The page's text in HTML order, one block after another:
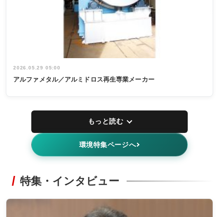
2026.05.29 05:00
アルファメタル／アルミドロス再生専業メーカー
もっと読む
環境特集ページへ
特集・インタビュー